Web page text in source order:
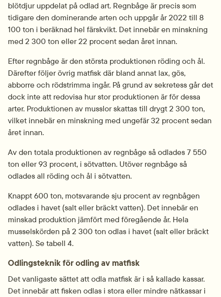
blötdjur uppdelat på odlad art. Regnbåge är precis som
tidigare den dominerande arten och uppgår år 2022 till 8
100 ton i beräknad hel färskvikt. Det innebär en minskning
med 2 300 ton eller 22 procent sedan året innan.
Efter regnbåge är den största produktionen röding och ål.
Därefter följer övrig matfisk där bland annat lax, gös,
abborre och rödstrimma ingår. På grund av sekretess går det
dock inte att redovisa hur stor produktionen är för dessa
arter. Produktionen av musslor skattas till drygt 2 300 ton,
vilket innebär en minskning med ungefär 32 procent sedan
året innan.
Av den totala produktionen av regnbåge så odlades 7 550
ton eller 93 procent, i sötvatten. Utöver regnbåge så
odlades all röding och ål i sötvatten.
Knappt 600 ton, motsvarande sju procent av regnbågen
odlades i havet (salt eller bräckt vatten). Det innebär en
minskad produktion jämfört med föregående år. Hela
musselskörden på 2 300 ton odlas i havet (salt eller bräckt
vatten). Se tabell 4.
Odlingsteknik för odling av matfisk
Det vanligaste sättet att odla matfisk är i så kallade kassar.
Det innebär att fisken odlas i stora eller mindre nätkassar i